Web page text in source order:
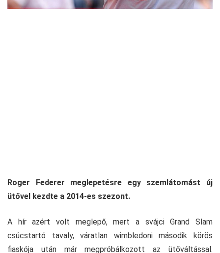
Roger Federer meglepetésre egy szemlátomást új
ütővel kezdte a 2014-es szezont.
A hír azért volt meglepő, mert a svájci Grand Slam
csúcstartó tavaly, váratlan wimbledoni második körös
fiaskója után már megpróbálkozott az ütőváltással.